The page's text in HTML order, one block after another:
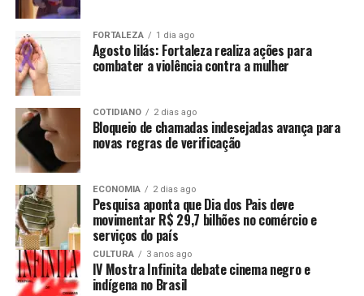
FORTALEZA 1 dia ago
Agosto lilás: Fortaleza realiza ações para
combater a violência contra a mulher
COTIDIANO 2 dias ago
Bloqueio de chamadas indesejadas avança para
novas regras de verificação
ECONOMIA 2 dias ago
Pesquisa aponta que Dia dos Pais deve
movimentar R$ 29,7 bilhões no comércio e
serviços do país
CULTURA 3 anos ago
IV Mostra Infinita debate cinema negro e
indígena no Brasil